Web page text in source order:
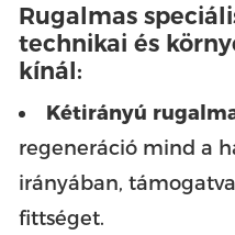
Rugalmas
technikai és
kínál:
Kétirányú
regeneráció mind a
irányában,
fittséget.